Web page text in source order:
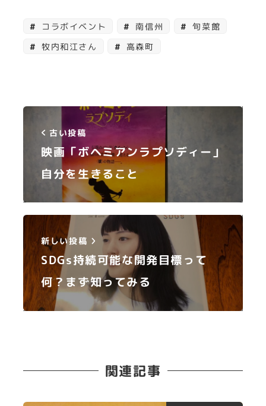
コラボイベント 南信州
旬菜館
牧内和江さん
高森町
古い投稿
映画「ボヘミアンラプソディー」
自分を生きること
新しい投稿
SDGs持続可能な開発目標って
何？まず知ってみる
関連記事